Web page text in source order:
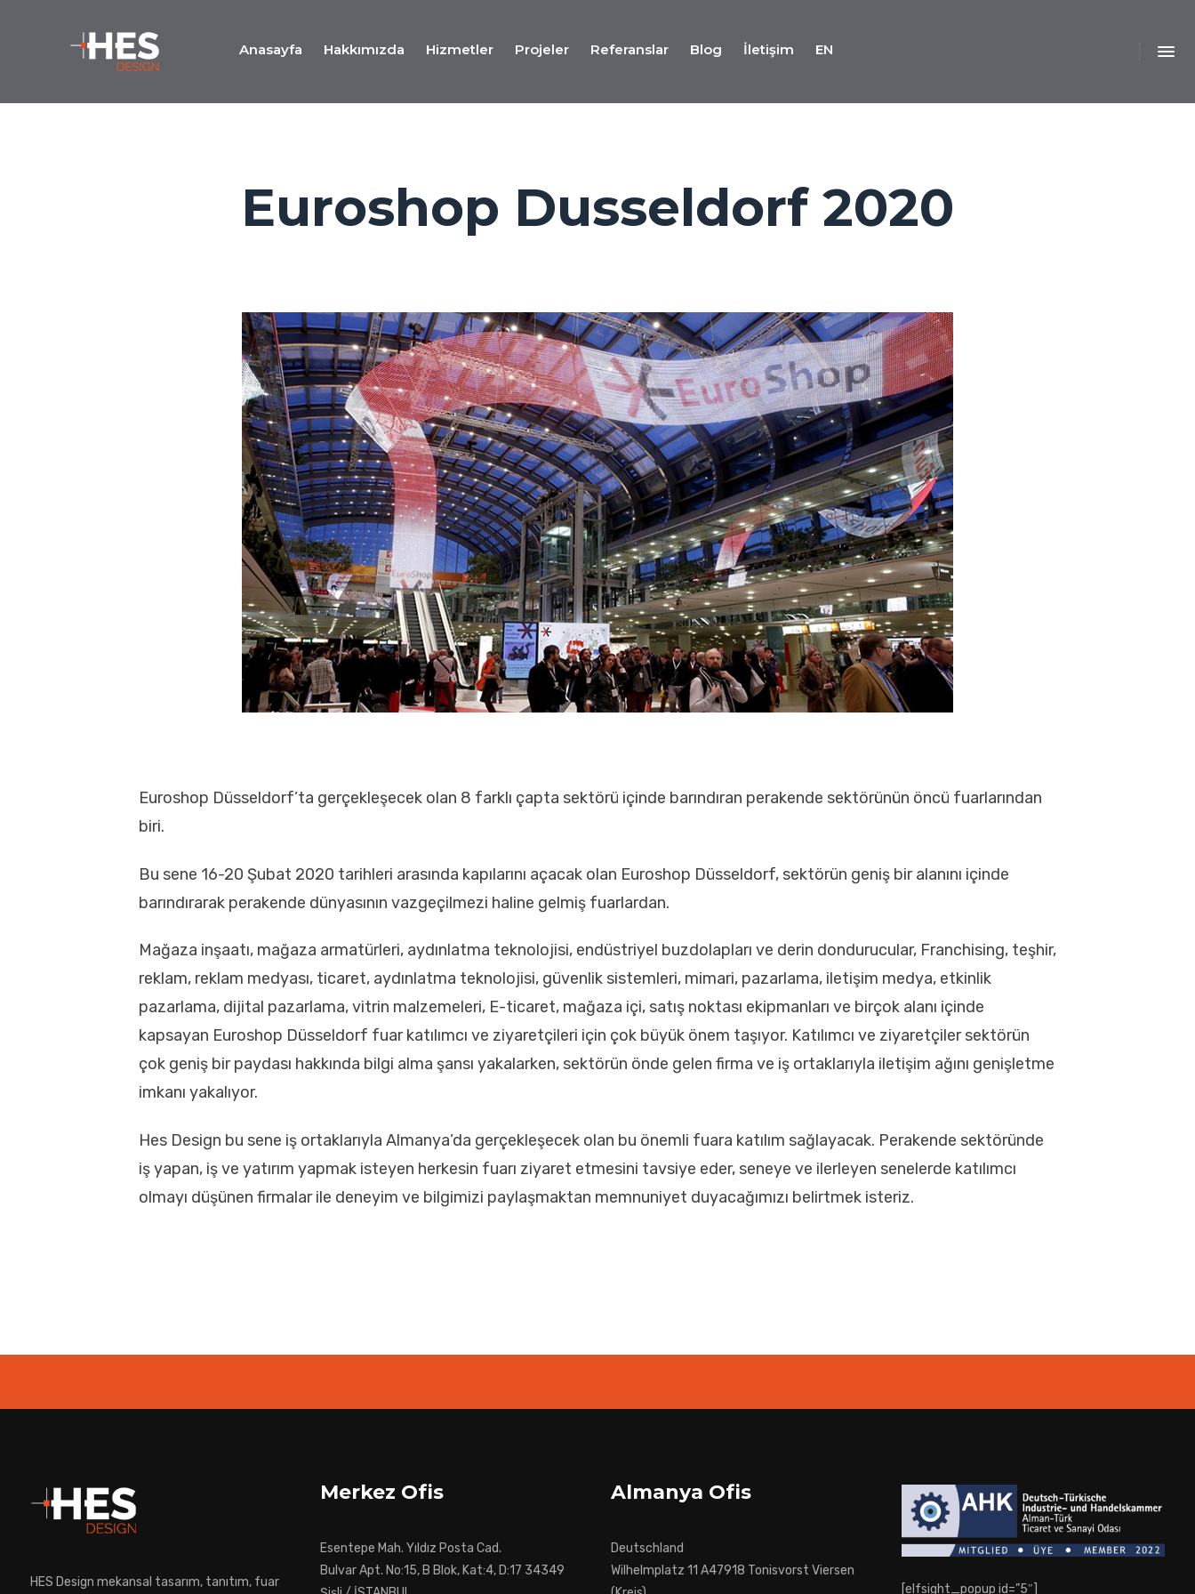
kazandırırken, sektörünüzdeki gücünüz
Esentepe Mah. Yıldız Posta Cad.
Bulvar Apt. No:15, B Blok, Kat:4, D:17 34349
Şişli / İSTANBUL
İletişim
+90 212 284 75 94 – 95
Anasayfa Hakkımızda Hizmetler
Fuar
Stand
Proje
Yönetim
Hizmeti
Fuar
Lojistiği
Etkinlik ve
Sahne Dekor
Uygulamaları
Mekan
Tasarımları
Teşhir ve
AVM
Standları
Mekan
Tasarım
Uygulama
Hizmeti
Projeler Referanslar Blog İletişim EN
Euroshop Dusseldorf 2020
Euroshop Düsseldorf’ta gerçekleşecek olan 8 farklı çapta sektörü içinde barındıran perakende sektörünün öncü fuarlarından
biri.
Bu sene 16-20 Şubat 2020 tarihleri arasında kapılarını açacak olan Euroshop Düsseldorf, sektörün geniş bir alanını içinde
barındırarak perakende dünyasının vazgeçilmezi haline gelmiş fuarlardan.
Mağaza inşaatı, mağaza armatürleri, aydınlatma teknolojisi, endüstriyel buzdolapları ve derin dondurucular, Franchising, teşhir,
reklam, reklam medyası, ticaret, aydınlatma teknolojisi, güvenlik sistemleri, mimari, pazarlama, iletişim medya, etkinlik
pazarlama, dijital pazarlama, vitrin malzemeleri, E-ticaret, mağaza içi, satış noktası ekipmanları ve birçok alanı içinde
kapsayan Euroshop Düsseldorf fuar katılımcı ve ziyaretçileri için çok büyük önem taşıyor. Katılımcı ve ziyaretçiler sektörün
çok geniş bir paydası hakkında bilgi alma şansı yakalarken, sektörün önde gelen firma ve iş ortaklarıyla iletişim ağını genişletme
imkanı yakalıyor.
Hes Design bu sene iş ortaklarıyla Almanya’da gerçekleşecek olan bu önemli fuara katılım sağlayacak. Perakende sektöründe
iş yapan, iş ve yatırım yapmak isteyen herkesin fuarı ziyaret etmesini tavsiye eder, seneye ve ilerleyen senelerde katılımcı
olmayı düşünen firmalar ile deneyim ve bilgimizi paylaşmaktan memnuniyet duyacağımızı belirtmek isteriz.
HES Design mekansal tasarım, tanıtım, fuar
Merkez Ofis
Esentepe Mah. Yıldız Posta Cad.
Bulvar Apt. No:15, B Blok, Kat:4, D:17 34349
Almanya Ofis
Deutschland
Wilhelmplatz 11 A47918 Tonisvorst Viersen
[elfsight_popup id=”5″]